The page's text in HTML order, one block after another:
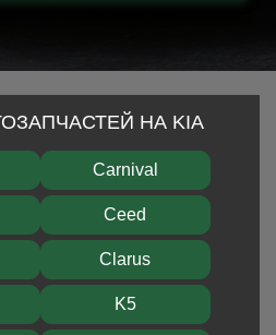
НА KIA
Carnival
Ceed
Clarus
K5